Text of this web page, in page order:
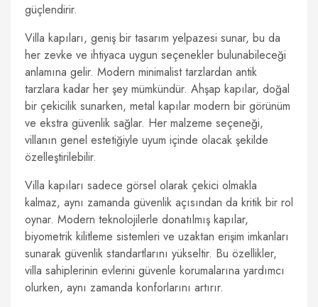
güçlendirir.
Villa kapıları, geniş bir tasarım yelpazesi sunar, bu da
her zevke ve ihtiyaca uygun seçenekler bulunabileceği
anlamına gelir. Modern minimalist tarzlardan antik
tarzlara kadar her şey mümkündür. Ahşap kapılar, doğal
bir çekicilik sunarken, metal kapılar modern bir görünüm
ve ekstra güvenlik sağlar. Her malzeme seçeneği,
villanın genel estetiğiyle uyum içinde olacak şekilde
özelleştirilebilir.
Villa kapıları sadece görsel olarak çekici olmakla
kalmaz, aynı zamanda güvenlik açısından da kritik bir rol
oynar. Modern teknolojilerle donatılmış kapılar,
biyometrik kilitleme sistemleri ve uzaktan erişim imkanları
sunarak güvenlik standartlarını yükseltir. Bu özellikler,
villa sahiplerinin evlerini güvenle korumalarına yardımcı
olurken, aynı zamanda konforlarını artırır.